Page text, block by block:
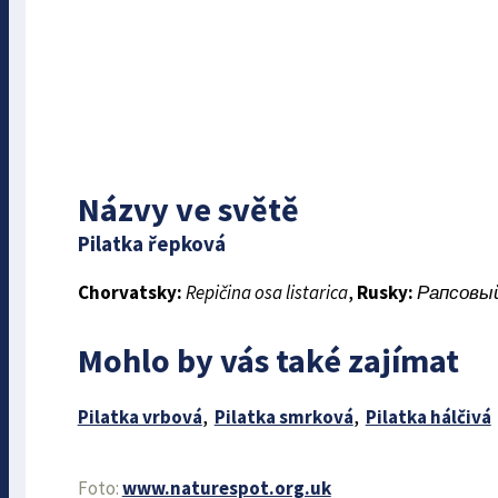
Názvy ve světě
Pilatka řepková
Chorvatsky:Repičina osa listarica, Rusky:
Mohlo by vás také zajímat
Pilatka vrbová, Pilatka smrková, Pilatka hálčivá
Foto:www.naturespot.org.uk